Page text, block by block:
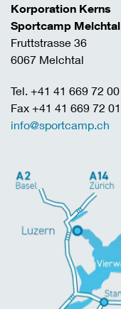
Korporation Kerns
Sportcamp Melchtal
Fruttstrasse 36
6067 Melchtal
Tel. +41 41 669 72 00
Fax +41 41 669 72 01
info@sportcamp.ch